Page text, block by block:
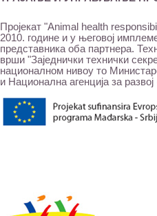
Пројекат "Animal health
2010. године и у његовој
представника оба партнера.
врши "Заједнички технички
националном нивоу то
и Национална агенција за